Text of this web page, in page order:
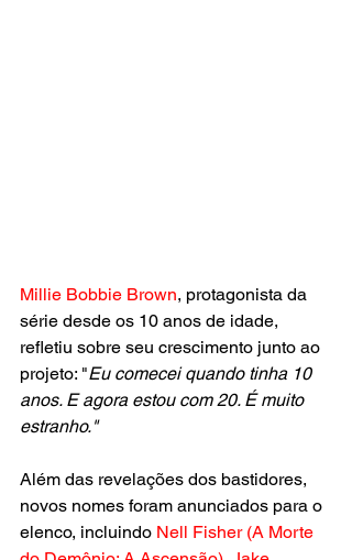
Millie Bobbie Brown, protagonista da
série desde os 10 anos de idade,
refletiu sobre seu crescimento junto ao
projeto: "Eu comecei quando tinha 10
anos. E agora estou com 20. É muito
estranho."
Além das revelações dos bastidores,
novos nomes foram anunciados para o
elenco, incluindo Nell Fisher (A Morte